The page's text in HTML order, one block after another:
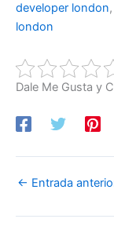
developer london,
london
Dale Me Gusta y
← Entrada